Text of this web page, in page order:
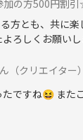
500円割引☆初心者さんお一人
方とも、共に
ろしくお願いし
（クリエイター）
ですね😆 また